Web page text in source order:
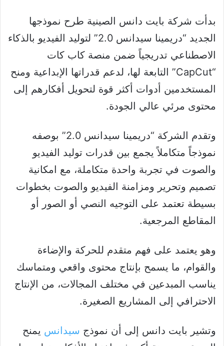
بدأت شركة بايت دانس الصينية طرح نموذجها
الجديد “دريمينا سيدانس 2.0” لتوليد الفيديو بالذكاء
الاصطناعي تدريجياً ضمن منصة كاب كات
“CapCut” التابعة لها، لدعم قدراتها الإبداعية ومنح
المستخدمين أدوات أكثر قوة لتحويل أفكارهم إلى
محتوى مرئي عالي الجودة.
وتقدم الشركة “دريمينا سيدانس 2.0” بوصفه
نموذجاً متكاملاً يجمع بين قدرات توليد الفيديو
والصوت في تجربة واحدة متكاملة، مع امكانية
تصميم وتحرير ومزامنة الفيديو والصوت بخطوات
بسيطة تعتمد على التوجيه النصي أو الصور أو
المقاطع المرجعية.
وهو يعتمد على فهم متقدم للحركة والإضاءة
والقوام، ما يسمح بإنتاج محتوى واقعي ومتماسك
يناسب المبدعين في مختلف المجالات، من الإنتاج
الاحترافي إلى المشاريع الصغيرة.
وتشير بايت دانس إلى أن نموذج سيدانس يمنح